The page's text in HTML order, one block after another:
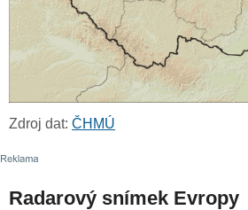
Zdroj dat: ČHMÚ
Radarový snímek Evropy